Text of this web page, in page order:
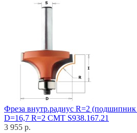
Фреза внутр.радиус R=2
D=16,7 R=2 CMT S938.167.21
3 955 р.